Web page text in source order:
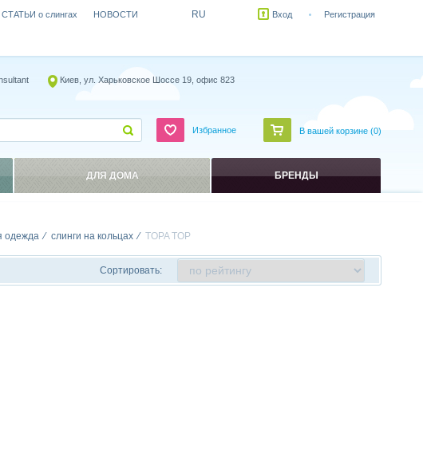
одежда слинги на кольцах TOPA TOP
Сортировать:
СТАТЬИ о слингах НОВОСТИ RU Вход Регистрация
Киев, ул. Харьковское Шоссе 19, офис 823
Избранное В вашей корзине (0)
ДЛЯ ДОМА БРЕНДЫ